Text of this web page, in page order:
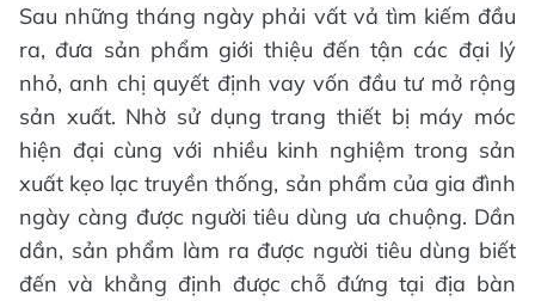
Sau những tháng ngày phải vất vả tìm kiếm đầu
ra, đưa sản phẩm giới thiệu đến tận các đại lý
nhỏ, anh chị quyết định vay vốn đầu tư mở rộng
sản xuất. Nhờ sử dụng trang thiết bị máy móc
hiện đại cùng với nhiều kinh nghiệm trong sản
xuất kẹo lạc truyền thống, sản phẩm của gia đình
ngày càng được người tiêu dùng ưa chuộng. Dần
dần, sản phẩm làm ra được người tiêu dùng biết
đến và khẳng định được chỗ đứng tại địa bàn